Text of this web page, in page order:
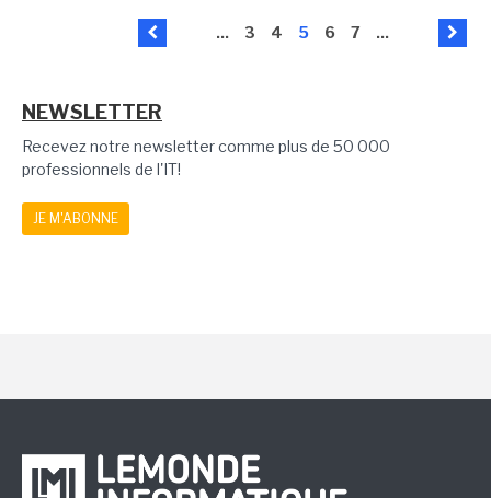
... 3 4 5 6 7 ...
NEWSLETTER
Recevez notre newsletter comme plus de 50 000
professionnels de l'IT!
JE M'ABONNE